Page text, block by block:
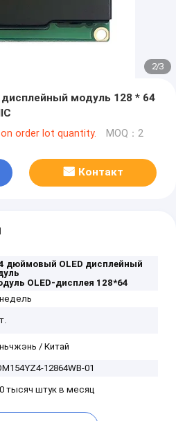
2/3
модуль 128 * 64
order lot quantity. MOQ：2
Контакт
дюймовый OLED дисплейный
OLED-дисплея 128*64
/ Китай
12864WB-01
тысяч штук в месяц